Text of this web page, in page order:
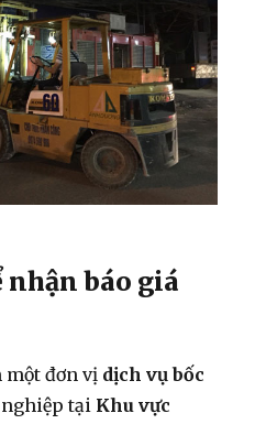
nhận báo giá
một đơn vị dịch vụ bốc
tại Khu vực